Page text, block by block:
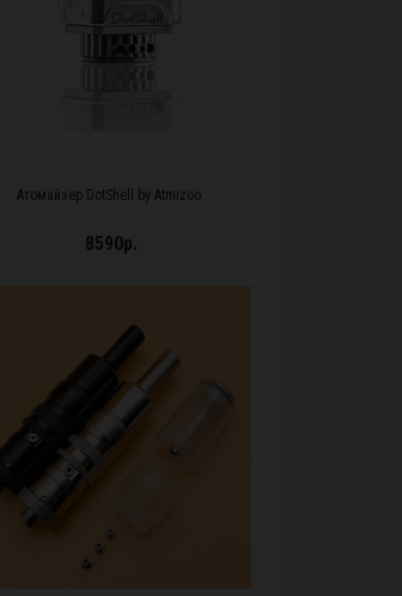
Атомайзер DotShell by Atmizoo
8590р.